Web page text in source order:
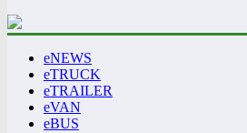
eNEWS
eTRUCK
eTRAILER
eVAN
eBUS